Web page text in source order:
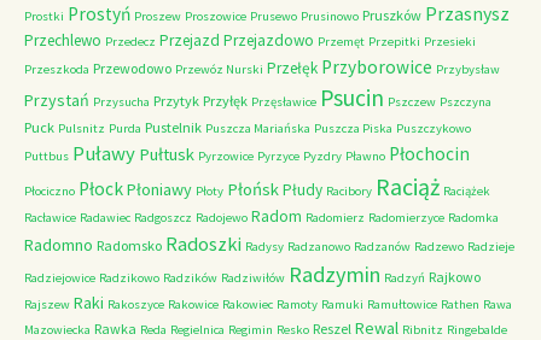
Prostki Prostyń Proszew Proszowice Prusewo Prusinowo Pruszków Przasnysz
Przechlewo Przedecz Przejazd Przejazdowo Przemęt Przepitki Przesieki
Przeszkoda Przewodowo Przewóz Nurski Przełęk Przyborowice Przybysław
Przystań Przysucha Przytyk Przyłęk Przęsławice Psucin Pszczew Pszczyna
Puck Pulsnitz Purda Pustelnik Puszcza Mariańska Puszcza Piska Puszczykowo
Puttbus Puławy Pułtusk Pyrzowice Pyrzyce Pyzdry Pławno Płochocin
Płociczno PłockPłoniawy Płoty PłońskPłudy Racibory Raciąż Raciążek
Racławice Radawiec Radgoszcz Radojewo Radom Radomierz Radomierzyce Radomka
Radomno Radomsko Radoszki Radysy Radzanowo Radzanów Radzewo Radzieje
Radziejowice Radzikowo Radzików Radziwiłów Radzymin Radzyń Rajkowo
Rajszew Raki Rakoszyce Rakowice Rakowiec Ramoty Ramuki Ramułtowice Rathen Rawa
Mazowiecka Rawka Reda Regielnica Regimin Resko Reszel Rewal Ribnitz Ringebalde